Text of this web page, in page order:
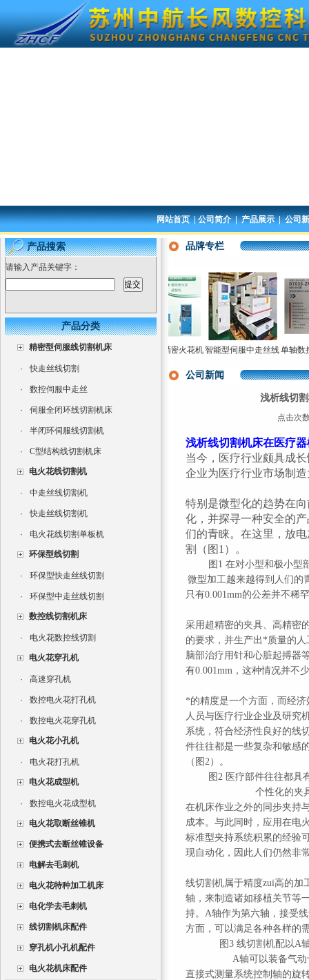
网站首页|公司简介|产品展示|公司
产品搜索
请输入产品关键字：
产品分类
精密型伺服线切割机床
· 快走丝线切割
· 数控伺服中走丝
· 伺服全闭环线切割机床
· 半闭环伺服线切割机
· C型结构线切割机床
电火花线切割机
· 中走丝线切割机
· 快走丝线切割机
· 电火花线切割单板机
环保型线切割
· 环保型快走丝线切割
· 环保型中走丝线切割
数控线切割机床
· 电火花数控线切割
电火花穿孔机
· 高速穿孔机
· 数控电火花打孔机
· 数控电火花穿孔机
电火花小孔机
· 电火花打孔机
电火花成型机
· 数控电火花成型机
电火花取断丝锥机
便携式去断丝锥设备
电解去毛刺机
电火花特种加工机床
电化学去毛刺机
线切割机床配件
穿孔机小孔机配件
电火花机床配件
品牌专栏
式数控火三轴数控电火花成型
单轴数控精密火花机智能型伺服中走丝线单轴数控
公司新闻
浅析线切
点击次
浅析线切割机床在医疗
当今，医疗行业颇具成
企业为医疗行业市场制
特别是微型化的趋势在
化，并探寻一种安全的
们的青睐。在这里，放
割（图1）。
图1 在对小型和极小型
微型加工越来越得到人们的
只有0.001mm的公差并不稀
采用超精密的夹具、高精密
的要求，并生产出*质量的
脑部治疗用针和心脏起搏器
有0.001mm，这种情况并不
*的精度是一个方面，而经济
人员与医疗行业企业及研究
系统，符合经济性良好的线
件往往都是一些复杂和敏感
（图2）。
图2 医疗部件往往都具
个性化的夹
在机床作业之外的同步夹持
成本。与此同时，应用在电
标准型夹持系统积累的经验
现自动化，因此人们仍然非
线切割机属于精度zui高的加
轴，来制造诸如移植关节等
持。A轴作为第六轴，接受
方面，可以满足各种各样的
图3 线切割机配以A
A轴可以装备气
直接式测量系统控制轴的旋